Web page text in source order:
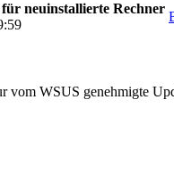
neuinstallierte Rechner
vom WSUS genehmigte